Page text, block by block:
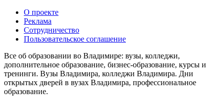
О проекте
Реклама
Сотрудничество
Пользовательское соглашение
Все об образовании во Владимире: вузы, колледжи,
дополнительное образование, бизнес-образование, курсы и
тренинги. Вузы Владимира, колледжи Владимира. Дни
открытых дверей в вузах Владимира, профессиональное
образование.